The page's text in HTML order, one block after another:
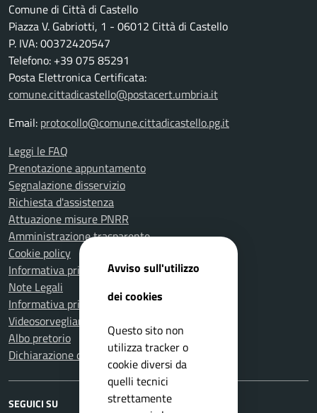
Comune di Città di Castello
Piazza V. Gabriotti, 1 - 06012 Città di Castello
P. IVA: 00372420547
Telefono: +39 075 85291
Posta Elettronica Certificata:
comune.cittadicastello@postacert.umbria.it
Email: protocollo@comune.cittadicastello.pg.it
Leggi le FAQ
Prenotazione appuntamento
Segnalazione disservizio
Richiesta d'assistenza
Attuazione misure PNRR
Amministrazione trasparente
Cookie policy
Informativa privacy
Note Legali
Informativa privacy Polizia Locale
Videosorveglianza e privacy
Albo pretorio
Dichiarazione di accessibilità
SEGUICI SU
Avviso sull'utilizzo
dei cookies
Questo sito non
utilizza tracker o
cookie diversi da
quelli tecnici
strettamente